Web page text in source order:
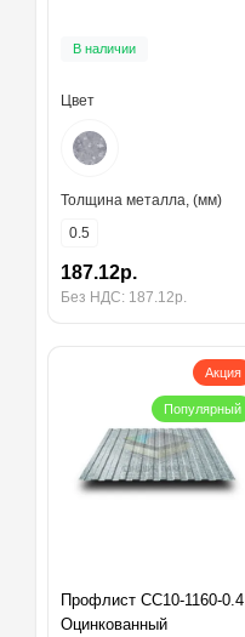
В наличии
Цвет
Толщина металла, (мм)
0.5
187.12р.
Без НДС: 187.12р.
Акция
Популярный
Профлист СС10-1160-0.4
Оцинкованный